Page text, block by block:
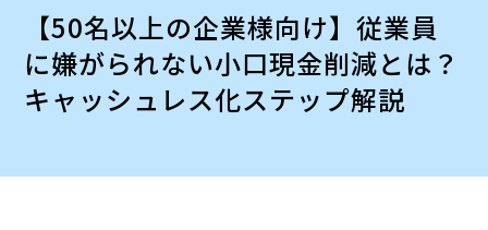
【50名以上の企業様向け】従業員
に嫌がられない小口現金削減とは？
キャッシュレス化ステップ解説